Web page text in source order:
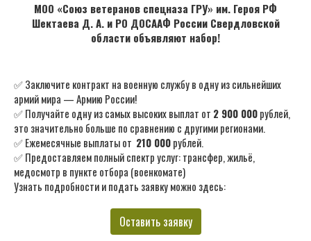
МОО «Союз ветеранов спецназа ГРУ» им. Героя РФ
Шектаева Д. А. и РО ДОСААФ России Свердловской
области объявляют набор!
✅ Заключите контракт на военную службу в одну из сильнейших
армий мира — Армию России!
✅ Получайте одну из самых высоких выплат от 2 900 000рублей,
это значительно больше по сравнению с другими регионами.
✅ Ежемесячные выплаты от 210 000рублей.
✅ Предоставляем полный спектр услуг: трансфер, жильё,
медосмотр в пункте отбора (военкомате)
Узнать подробности и подать заявку можно здесь:
Оставить заявку